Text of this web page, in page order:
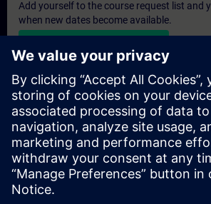
Add yourself to the course request list and
when new dates become available.
Personalised Quotation
If you require a standard list price
example for your purchasing department,
link below. You first need to provide some
after this a quotation will be emailed to you.
Provide Quotation